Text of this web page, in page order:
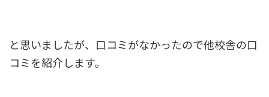
と思いましたが、口コミがなかったので他校舎の口
コミを紹介します。